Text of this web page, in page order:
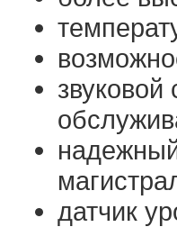
звуковой
датчик